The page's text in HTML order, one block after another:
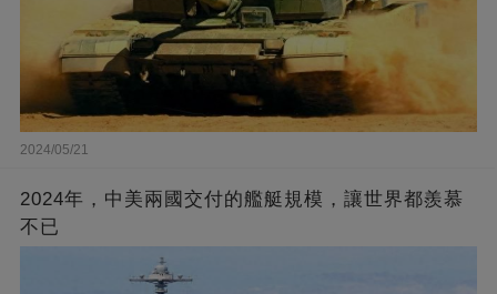
2024/05/21
2024年，中美兩國交付的艦艇規模，讓世界都羨慕
不已